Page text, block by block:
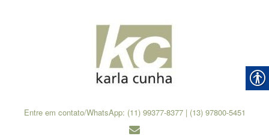
Entre em contato/WhatsApp: (11) 99377-8377 | (13) 97800-5451